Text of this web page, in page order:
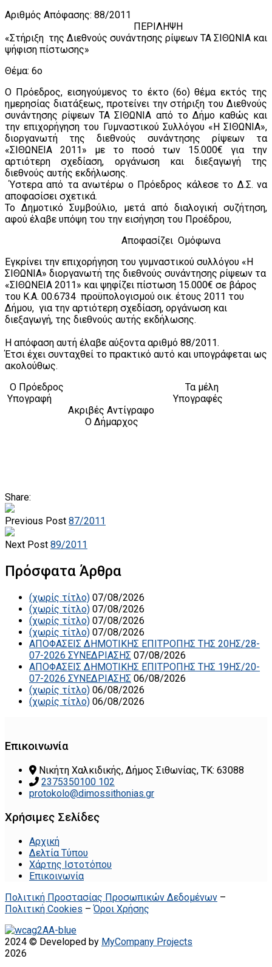
Αριθμός Απόφασης: 88/2011
ΠΕΡΙΛΗΨΗ
«Στήριξη της Διεθνούς συνάντησης ρίψεων ΤΑ ΣΙΘΩΝΙΑ και
ψήφιση πίστωσης»
Θέμα: 6ο
Ο Πρόεδρος, εισηγούμενος το έκτο (6o) θέμα εκτός της
ημερησίας διατάξεως, προτείνει την στήριξη του Διεθνούς
συνάντησης ρίψεων ΤΑ ΣΙΘΩΝΙΑ από το Δήμο καθώς και
την επιχορήγηση του Γυμναστικού Συλλόγου «Η ΣΙΘΩΝΙΑ»,
διοργανωτή της διεθνούς συνάντησης ρίψεων τα
«ΣΙΘΩΝΕΙΑ 2011» με το ποσό των 15.000€ για την
αρτιότερη σχεδίαση, οργάνωση και διεξαγωγή της
διεθνούς αυτής εκδήλωσης.
Ύστερα από τα ανωτέρω ο Πρόεδρος κάλεσε το Δ.Σ. να
αποφασίσει σχετικά.
Το Δημοτικό Συμβούλιο, μετά από διαλογική συζήτηση,
αφού έλαβε υπόψη του την εισήγηση του Προέδρου,
Αποφασίζει Ομόφωνα
Εγκρίνει την επιχορήγηση του γυμναστικού συλλόγου «Η
ΣΙΘΩΝΙΑ» διοργανωτή της διεθνούς συνάντησης ρίψεων τα
«ΣΙΘΩΝΕΙΑ 2011» και ψηφίζει πίστωση 15.000€ σε βάρος
του Κ.Α. 00.6734 προϋπολογισμού οικ. έτους 2011 του
Δήμου, για την αρτιότερη σχεδίαση, οργάνωση και
διεξαγωγή, της διεθνούς αυτής εκδήλωσης.
Η απόφαση αυτή έλαβε αύξοντα αριθμό 88/2011.
Έτσι έχει συνταχθεί το πρακτικό αυτό και υπογράφεται ως
ακολούθως.
Ο Πρόεδρος Τα μέλη
Υπογραφή Υπογραφές
Ακριβές Αντίγραφο
Ο Δήμαρχος
Share:
Previous Post 87/2011
Next Post 89/2011
Πρόσφατα Άρθρα
(χωρίς τίτλο) 07/08/2026
(χωρίς τίτλο) 07/08/2026
(χωρίς τίτλο) 07/08/2026
(χωρίς τίτλο) 07/08/2026
ΑΠΟΦΑΣΕΙΣ ΔΗΜΟΤΙΚΗΣ ΕΠΙΤΡΟΠΗΣ ΤΗΣ 20ΗΣ/28-
07-2026 ΣΥΝΕΔΡΙΑΣΗΣ 07/08/2026
ΑΠΟΦΑΣΕΙΣ ΔΗΜΟΤΙΚΗΣ ΕΠΙΤΡΟΠΗΣ ΤΗΣ 19ΗΣ/20-
07-2026 ΣΥΝΕΔΡΙΑΣΗΣ 06/08/2026
(χωρίς τίτλο) 06/08/2026
(χωρίς τίτλο) 06/08/2026
Επικοινωνία
Νικήτη Χαλκιδικής, Δήμος Σιθωνίας, ΤΚ: 63088
2375350100 102
protokolo@dimossithonias.gr
Χρήσιμες Σελίδες
Αρχική
Δελτία Τύπου
Χάρτης Ιστοτόπου
Επικοινωνία
Πολιτική Προστασίας Προσωπικών Δεδομένων –
Πολιτική Cookies –Όροι Χρήσης
2024 © Developed by MyCompany Projects
2026